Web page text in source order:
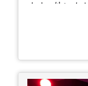
ます♪ 他にもおすすめの過ごし方があったら ぜひ